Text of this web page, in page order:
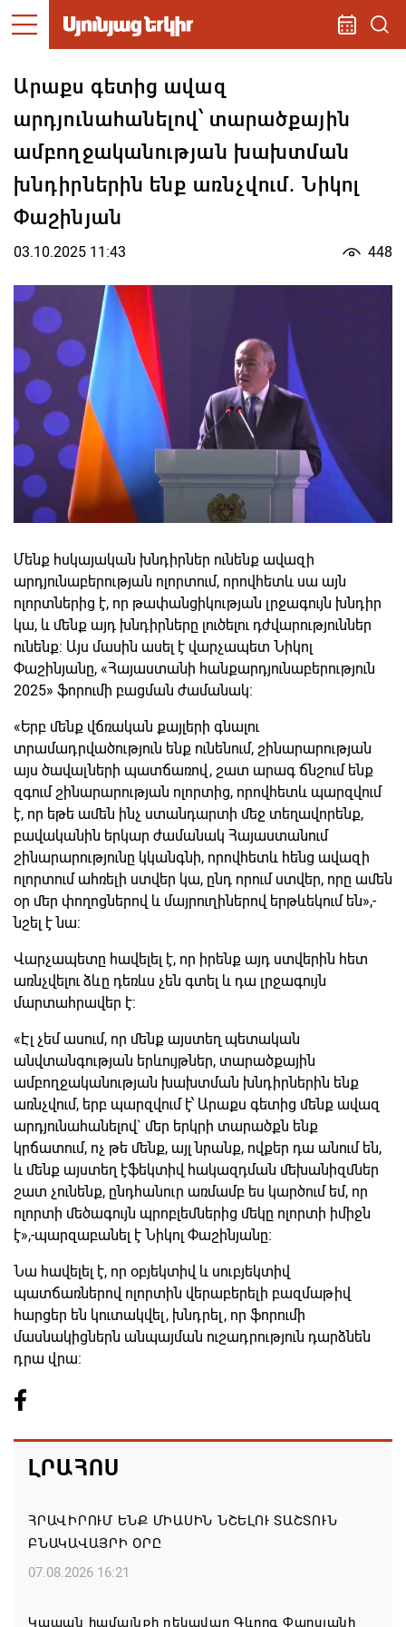
Արաքս գետից ավազ
արդյունահանելով՝ տարածքային
ամբողջականության խախտման
խնդիրներին ենք առնչվում. Նիկոլ
Փաշինյան
03.10.2025 11:43 448
Մենք հսկայական խնդիրներ ունենք ավազի
արդյունաբերության ոլորտում, որովհետև սա այն
ոլորտներից է, որ թափանցիկության լրջագույն խնդիր
կա, և մենք այդ խնդիրները լուծելու դժվարություններ
ունենք: Այս մասին ասել է վարչապետ Նիկոլ
Փաշինյանը, «Հայաստանի հանքարդյունաբերություն
2025» ֆորումի բացման ժամանակ:
«Երբ մենք վճռական քայլերի գնալու
տրամադրվածություն ենք ունենում, շինարարության
այս ծավալների պատճառով, շատ արագ ճնշում ենք
զգում շինարարության ոլորտից, որովհետև պարզվում
է, որ եթե ամեն ինչ ստանդարտի մեջ տեղավորենք,
բավականին երկար ժամանակ Հայաստանում
շինարարությունը կկանգնի, որովհետև հենց ավազի
ոլորտում ահռելի ստվեր կա, ընդ որում ստվեր, որը ամեն
օր մեր փողոցներով և մայրուղիներով երթևեկում են»,-
նշել է նա:
Վարչապետը հավելել է, որ իրենք այդ ստվերին հետ
առնչվելու ձևը դեռևս չեն գտել և դա լրջագույն
մարտահրավեր է:
«Էլ չեմ ասում, որ մենք այստեղ պետական
անվտանգության երևույթներ, տարածքային
ամբողջականության խախտման խնդիրներին ենք
առնչվում, երբ պարզվում է՝ Արաքս գետից մենք ավազ
արդյունահանելով` մեր երկրի տարածքն ենք
կրճատում, ոչ թե մենք, այլ նրանք, ովքեր դա անում են,
և մենք այստեղ էֆեկտիվ հակազդման մեխանիզմներ
շատ չունենք, ընդհանուր առմամբ ես կարծում եմ, որ
ոլորտի մեծագույն պրոբլեմներից մեկը ոլորտի իմիջն
է»,-պարզաբանել է Նիկոլ Փաշինյանը։
Նա հավելել է, որ օբյեկտիվ և սուբյեկտիվ
պատճառներով ոլորտին վերաբերելի բազմաթիվ
հարցեր են կուտակվել, խնդրել, որ ֆորումի
մասնակիցներն անպայման ուշադրություն դարձնեն
դրա վրա:
ԼՐԱՀՈՍ
ՀՐԱՎԻՐՈՒՄ ԵՆՔ ՄԻԱՍԻՆ ՆՇԵԼՈՒ ՏԱՇՏՈՒՆ
ԲՆԱԿԱՎԱՅՐԻ ՕՐԸ
07.08.2026 16:21
Կապան համայնքի ղեկավար Գևորգ Փարսյանի